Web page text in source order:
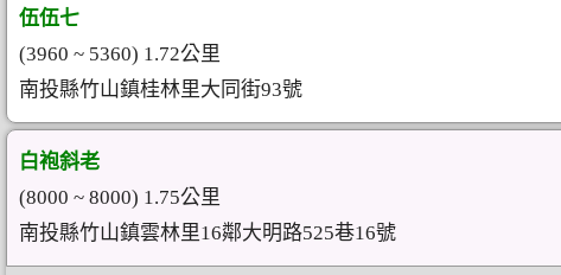
伍伍七
(3960 ~ 5360) 1.72公里
南投縣竹山鎮桂林里大同街93號
白袍斜老
(8000 ~ 8000) 1.75公里
南投縣竹山鎮雲林里16鄰大明路525巷16號